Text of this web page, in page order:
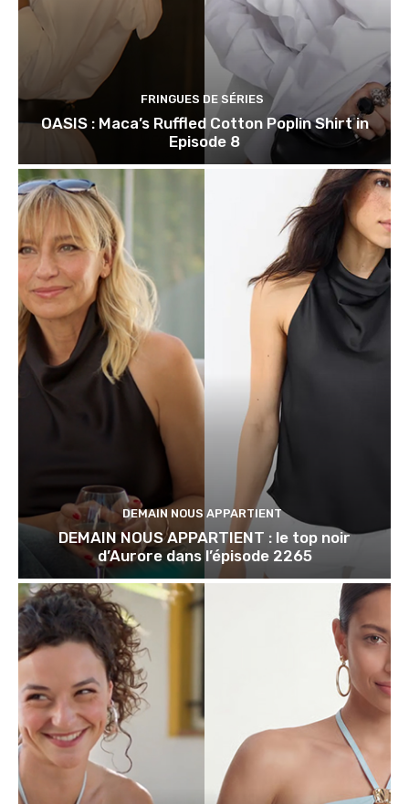
FRINGUES DE SÉRIES
OASIS : Maca’s Ruffled Cotton Poplin Shirt in
Episode 8
DEMAIN NOUS APPARTIENT
DEMAIN NOUS APPARTIENT : le top noir
d’Aurore dans l’épisode 2265